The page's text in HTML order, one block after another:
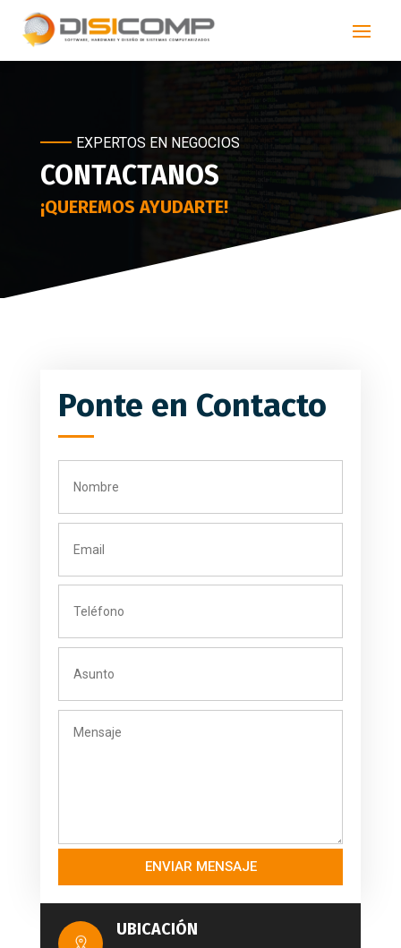
EXPERTOS EN NEGOCIOS
CONTACTANOS
¡QUEREMOS AYUDARTE!
Ponte en Contacto
ENVIAR MENSAJE
UBICACIÓN